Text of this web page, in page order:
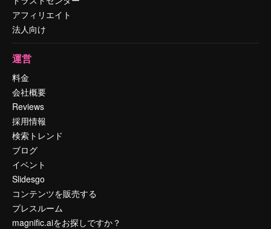
アフィリエイト
法人向け
運営
料金
会社概要
Reviews
採用情報
検索トレンド
ブログ
イベント
Slidesgo
コンテンツを販売する
プレスルーム
magnific.aiをお探しですか？